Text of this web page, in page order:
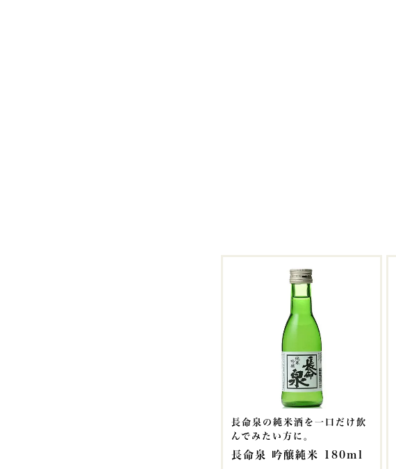
長命泉の純米酒を一口だけ飲
んでみたい方に。
長命泉 吟醸純米 180ml